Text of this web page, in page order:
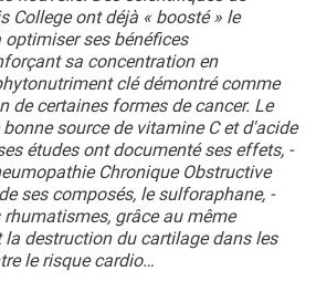
College ont déjà « boosté » le
ses bénéfices
sa concentration en
clé démontré comme
de certaines formes de cancer. Le
source de vitamine C et d'acide
études ont documenté ses effets, -
Chronique Obstructive
ses composés, le sulforaphane, -
grâce au même
destruction du cartilage dans les
le risque cardio…